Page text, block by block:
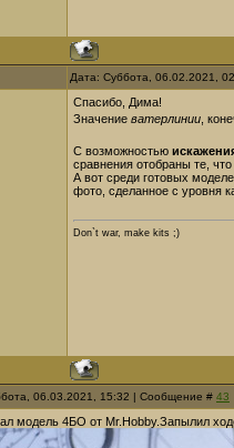
Дата: Суббота, 06.02.2021,
Спасибо, Дима!
Значение ватерлинии ,
С возможностью
сравнения отобраны те,
А вот среди готовых
фото, сделанное с уровня
Don`t war, make kits ;)
06.03.2021, 15:32 | Сообщение # 43
модель 4БО от Mr.Hobby.Запылил